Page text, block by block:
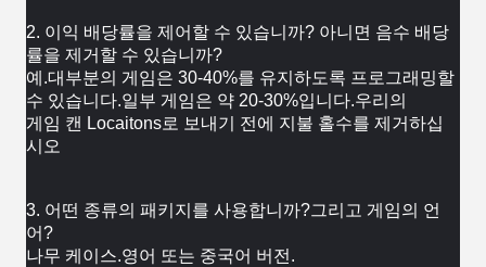
2. 이익 배당률을 제어할 수 있습니까? 아니면 음수 배당
률을 제거할 수 있습니까?
예.대부분의 게임은 30-40%를 유지하도록 프로그래밍할
수 있습니다.일부 게임은 약 20-30%입니다.우리의
게임 캔 Locaitons로 보내기 전에 지불 홀수를 제거하십
시오
3. 어떤 종류의 패키지를 사용합니까?그리고 게임의 언
어?
나무 케이스.영어 또는 중국어 버전.